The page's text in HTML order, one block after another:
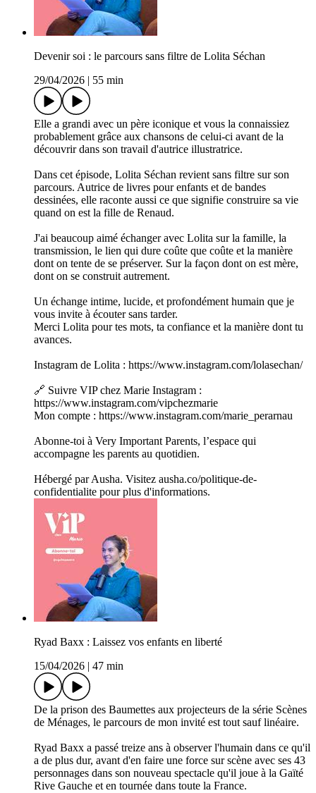
Devenir soi : le parcours sans filtre de Lolita Séchan
29/04/2026
55 min
Elle a grandi avec un père iconique et vous la connaissiez
probablement grâce aux chansons de celui-ci avant de la
découvrir dans son travail d'autrice illustratrice.
Dans cet épisode, Lolita Séchan revient sans filtre sur son
parcours. Autrice de livres pour enfants et de bandes
dessinées, elle raconte aussi ce que signifie construire sa vie
quand on est la fille de Renaud.
J'ai beaucoup aimé échanger avec Lolita sur la famille, la
transmission, le lien qui dure coûte que coûte et la manière
dont on tente de se préserver. Sur la façon dont on est mère,
dont on se construit autrement.
Un échange intime, lucide, et profondément humain que je
vous invite à écouter sans tarder.
Merci Lolita pour tes mots, ta confiance et la manière dont tu
avances.
Instagram de Lolita : https://www.instagram.com/lolasechan/
🔗 Suivre VIP chez Marie Instagram :
https://www.instagram.com/vipchezmarie
Mon compte : https://www.instagram.com/marie_perarnau
Abonne-toi à Very Important Parents, l’espace qui
accompagne les parents au quotidien.
Hébergé par Ausha. Visitez ausha.co/politique-de-
confidentialite pour plus d'informations.
Ryad Baxx : Laissez vos enfants en liberté
15/04/2026
47 min
De la prison des Baumettes aux projecteurs de la série Scènes
de Ménages, le parcours de mon invité est tout sauf linéaire.
Ryad Baxx a passé treize ans à observer l'humain dans ce qu'il
a de plus dur, avant d'en faire une force sur scène avec ses 43
personnages dans son nouveau spectacle qu'il joue à la Gaïté
Rive Gauche et en tournée dans toute la France.